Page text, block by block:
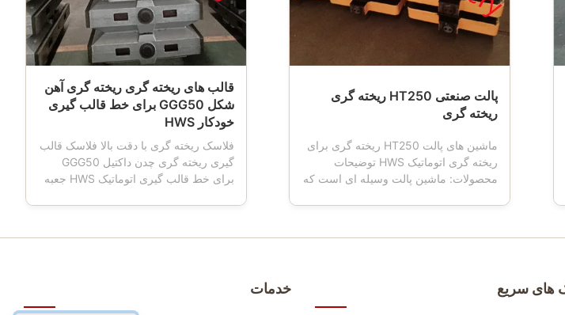
پالت صنعتی HT250 ریخته گری
ریخته گری
ماشین های پالت HT250 ریخته گری برای
ریخته گری اتوماتیک HWS توضیحات
محصولات: ماشین پالت وسیله ای است که
قالب های ریخته گری ریخته گری آهن
شکل GGG50 برای خط قالب گیری
خودکار HWS
فلاسک ریخته گری با دقت بالا فلاسک قالب
گیری ریخته گری چدن داکتیل GGG50
برای خط قالب گیری اتوماتیک HWS جعبه
های سریع خدمات